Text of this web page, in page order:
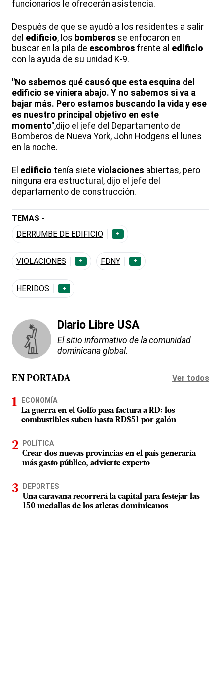
funcionarios le ofrecerán asistencia.
Después de que se ayudó a los residentes a salir
del edificio, los bomberos se enfocaron en
buscar en la pila de escombros frente al edificio
con la ayuda de su unidad K-9.
"No sabemos qué causó que esta esquina del
edificio se viniera abajo. Y no sabemos si va a
bajar más. Pero estamos buscando la vida y ese
es nuestro principal objetivo en este
momento",dijo el jefe del Departamento de
Bomberos de Nueva York, John Hodgens el lunes
en la noche.
El edificio tenía siete violaciones abiertas, pero
ninguna era estructural, dijo el jefe del
departamento de construcción.
TEMAS -
DERRUMBE DE EDIFICIO
+
VIOLACIONES + FDNY +
HERIDOS +
Diario Libre USA
El sitio informativo de la comunidad
dominicana global.
EN PORTADA Ver todos
ECONOMÍA
La guerra en el Golfo pasa factura a RD: los
combustibles suben hasta RD$51 por galón
POLÍTICA
Crear dos nuevas provincias en el país generaría
más gasto público, advierte experto
DEPORTES
Una caravana recorrerá la capital para festejar las
150 medallas de los atletas dominicanos